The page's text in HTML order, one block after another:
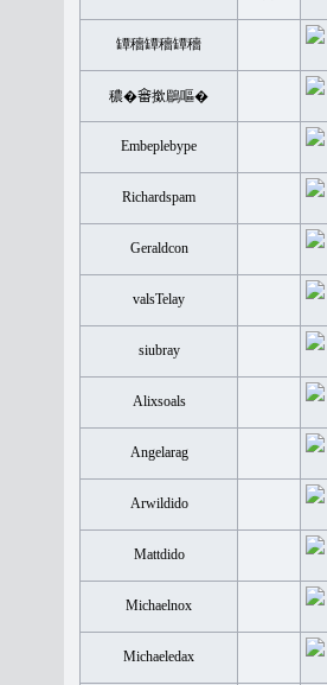
罈穡罈穡罈穡
穠�𤲞撳鶥嘔�
Embeplebype
Richardspam
Geraldcon
valsTelay
siubray
Alixsoals
Angelarag
Arwildido
Mattdido
Michaelnox
Michaeledax